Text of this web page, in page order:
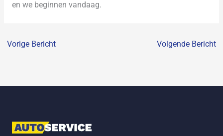
en we beginnen vandaag.
Vorige Bericht Volgende Bericht